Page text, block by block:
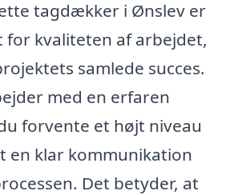
tagdækker i Ønslev er
for kvaliteten af arbejdet,
samlede succes.
med en erfaren
forvente et højt niveau
en klar kommunikation
Det betyder, at